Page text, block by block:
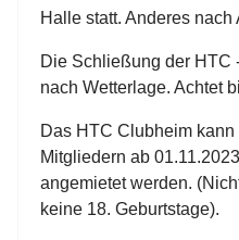
Halle statt. Anderes nach
Die Schließung der HTC
nach Wetterlage. Achtet
Das HTC Clubheim kann
Mitgliedern ab
angemietet werden.
keine 18. Geburtstage).